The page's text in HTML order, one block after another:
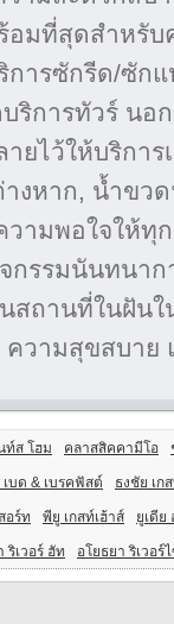
อมที่สุดสำหรั
การซักรีด/ซัก
ริการทัวร์ นอ
ยไว้ให้บริกา
งหาก, น้ำขว
ามพอใจให้ทุ
กรรมนันทนาก
นสถานที่ในฝัน
ความสุขสบา
ท์ส โฮม คลาสสิคคามีโอ
บด & เบรคฟัสต์ ธงชัย เก
อร์ท พียู เกสท์เฮ้าส์ ยูเดีย
ริเวอร์ ฮัท อโยธยา ริเวอร์